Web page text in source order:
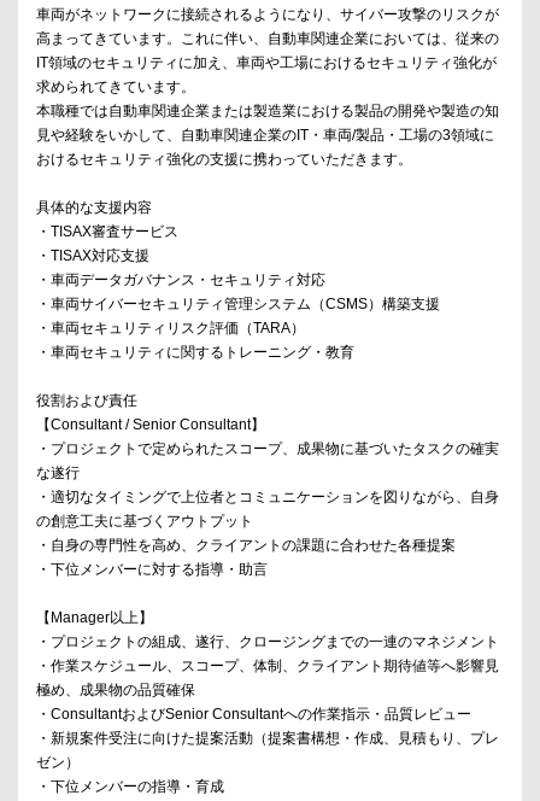
車両がネットワークに接続されるようになり、サイバー攻撃のリスクが
高まってきています。これに伴い、自動車関連企業においては、従来の
IT領域のセキュリティに加え、車両や工場におけるセキュリティ強化が
求められてきています。
本職種では自動車関連企業または製造業における製品の開発や製造の知
見や経験をいかして、自動車関連企業のIT・車両/製品・工場の3領域に
おけるセキュリティ強化の支援に携わっていただきます。
具体的な支援内容
・TISAX審査サービス
・TISAX対応支援
・車両データガバナンス・セキュリティ対応
・車両サイバーセキュリティ管理システム（CSMS）構築支援
・車両セキュリティリスク評価（TARA）
・車両セキュリティに関するトレーニング・教育
役割および責任
【Consultant / Senior Consultant】
・プロジェクトで定められたスコープ、成果物に基づいたタスクの確実
な遂行
・適切なタイミングで上位者とコミュニケーションを図りながら、自身
の創意工夫に基づくアウトプット
・自身の専門性を高め、クライアントの課題に合わせた各種提案
・下位メンバーに対する指導・助言
【Manager以上】
・プロジェクトの組成、遂行、クロージングまでの一連のマネジメント
・作業スケジュール、スコープ、体制、クライアント期待値等へ影響見
極め、成果物の品質確保
・ConsultantおよびSenior Consultantへの作業指示・品質レビュー
・新規案件受注に向けた提案活動（提案書構想・作成、見積もり、プレ
ゼン）
・下位メンバーの指導・育成